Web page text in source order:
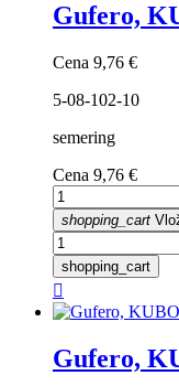
Gufero,
Cena 9,76 €
5-08-102-10
semering
Cena 9,76 €
shopping_cart
shopping_cart

Gufero,